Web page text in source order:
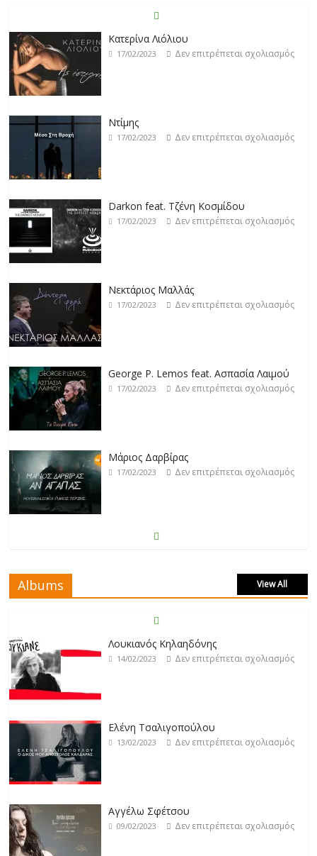
Κατερίνα Λιόλιου
17/02/2023 Δεν επιτρέπεται σχολιασμός
Ντίμης
17/02/2023 Δεν επιτρέπεται σχολιασμός
Darkon feat. Τζένη Κοσμίδου
17/02/2023 Δεν επιτρέπεται σχολιασμός
Νεκτάριος Μαλλάς
17/02/2023 Δεν επιτρέπεται σχολιασμός
George P. Lemos feat. Ασπασία Λαιμού
17/02/2023 Δεν επιτρέπεται σχολιασμός
Μάριος Δαρβίρας
17/02/2023 Δεν επιτρέπεται σχολιασμός
Άρτεμις Ρέντζιου
19/02/2023 Δεν επιτρέπεται σχολιασμός
19/02/2023 Δεν επιτρέπεται σχολιασμός
18/02/2023 Δεν επιτρέπεται σχολιασμός
Albums View All
Λουκιανός Κηλαηδόνης
14/02/2023 Δεν επιτρέπεται σχολιασμός
Ελένη Τσαλιγοπούλου
13/02/2023 Δεν επιτρέπεται σχολιασμός
Αγγέλω Σφέτσου
09/02/2023 Δεν επιτρέπεται σχολιασμός